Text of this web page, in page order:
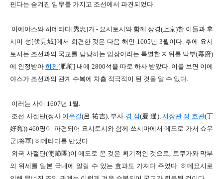
핀다는 숨겨진 임무를 가지고 조선에서 파견되었다.
이에야스와 히데타다[秀忠]가 - 요시토시와 함께 상경(上京)한 이들과 후
시미 성[伏見城]에서 회견한 것은 다음 해인 1605년 3월이다. 후에 요시
토시는 조선과의 국교를 담당하는 입장이라는 특별한 지위를 막부(幕府)
에 인정받아히젠 [肥前] 내에 2800석을 따로 하사 받았다. 이를 보면 이에
야스가 조선과의 관계 수복에 차츰 적극적이 된 것을 알 수 있다.
이러는 사이 1607년 1월.
조선 사절단(정사 여우길(呂 祐吉), 부사 경 섬(慶 暹), 서장관 정 호관(丁
好寬)) 460명이 파견되어 요시토시와 함께 쓰시마에서 에도로 가서 쇼우
군[将軍] 히데타다를 만났다.
외국 사절단(使節團 )이 에도로 온 것은 획기적인 것으로, 토쿠가와 막부
의 위세를 일본 국내에 알릴 수 있는 효과도 가져다 주었다.히데요시로